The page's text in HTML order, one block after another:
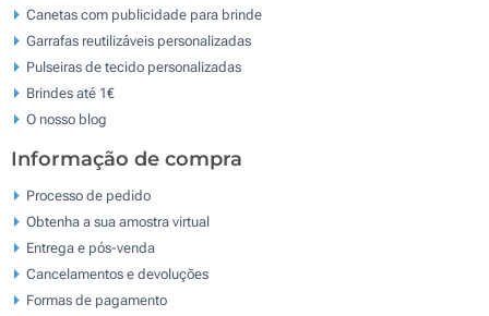
Canetas com publicidade para brinde
Garrafas reutilizáveis personalizadas
Pulseiras de tecido personalizadas
Brindes até 1€
O nosso blog
Informação de compra
Processo de pedido
Obtenha a sua amostra virtual
Entrega e pós-venda
Cancelamentos e devoluções
Formas de pagamento